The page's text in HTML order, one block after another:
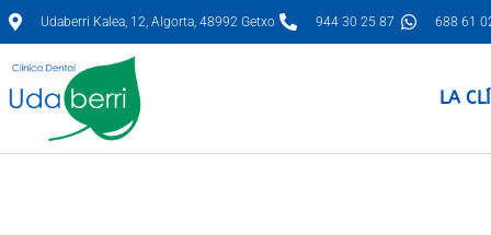
Udaberri Kalea, 12, Algorta, 48992 Getxo 944 30 25 87 688 61
LA